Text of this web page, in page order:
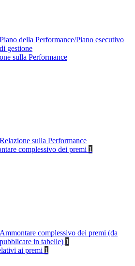
Piano della Performance/Piano esecutivo
di gestione
sulla Performance
Relazione sulla Performance
complessivo dei premi 1
Ammontare complessivo dei premi (da
pubblicare in tabelle) 1
ai premi 1